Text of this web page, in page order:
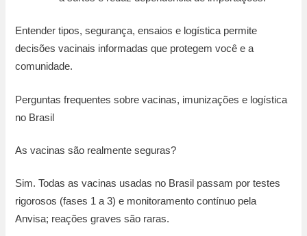
Entender tipos, segurança, ensaios e logística permite
decisões vacinais informadas que protegem você e a
comunidade.
Perguntas frequentes sobre vacinas, imunizações e logística
no Brasil
As vacinas são realmente seguras?
Sim. Todas as vacinas usadas no Brasil passam por testes
rigorosos (fases 1 a 3) e monitoramento contínuo pela
Anvisa; reações graves são raras.